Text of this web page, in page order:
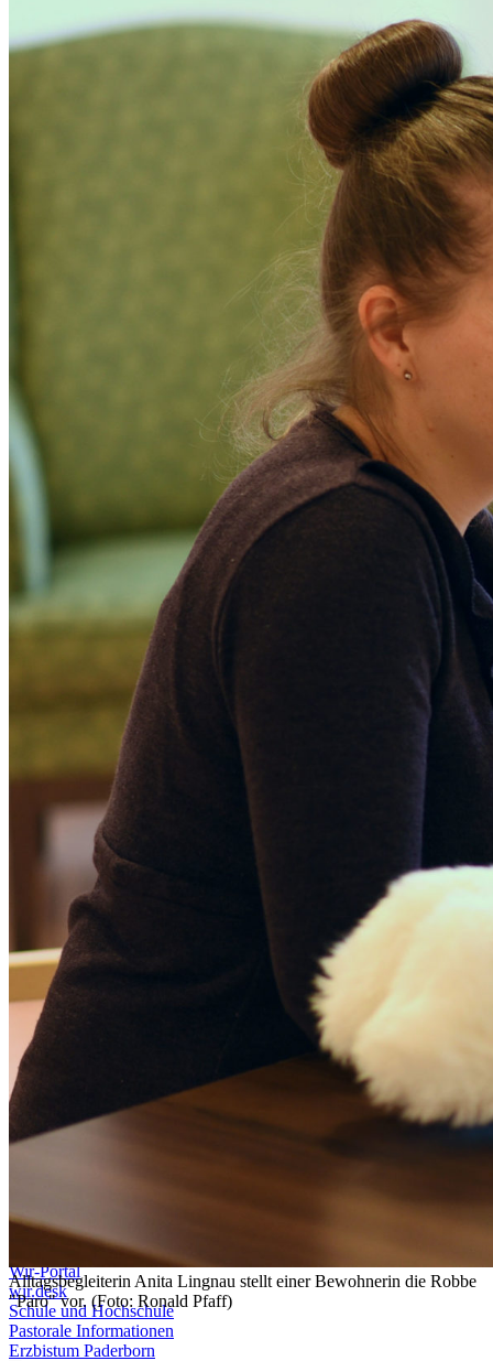
Übersicht
Wahlen
Pastorale Räume weiter denken
Thema Kirchenaustritt
Übersicht
Angebote und Aktivitäten der Dialogstelle
Zahlen, Daten und Fakten zum Thema Kirchenaustritt
Die Tür offen halten
Erfahrungen der Projektstelle
Ehrenamt
& Engagement Informationen rund ums Ehrenamt
Neue pastorale Gremien
Arbeitstools
& Downloads
A-Z, Kommunikation, Pfarrbriefservice
Magazine im Kirchenjahr
Pressemeldungen
Starterpaket für Pastorale Räume
Corporate-Design-Manual
FLIB – Internetbaukästen
Flüchtlingshilfe
Fonds und Fördermöglichkeiten
Übersicht
Fonds für Neue Projekte zur Umsetzung des Zukunftsbildes und des
Zielbildes 2030+
Fonds für Entwicklung Pastoraler Orte und Gelegenheiten
Flüchtlingsfonds
Fonds für christliche Popularmusik
Zeitlich befristete Sonderfonds
Weitere Fördermöglichkeiten
Klimaschutzfonds für das Erzbistum Paderborn
Geschlechtersensible Sprache
Kirchliches Amtsblatt
Medienpool
Organisationshandbuch EGV
Pfarrbriefservice
Verwaltungshandbuch
Unsere Portale
Wir-Portal
wir.desk
Schule und Hochschule
Pastorale Informationen
Erzbistum Paderborn
Alltagsbegleiterin Anita Lingnau stellt einer Bewohnerin die Robbe
"Paro" vor. (Foto: Ronald Pfaff)